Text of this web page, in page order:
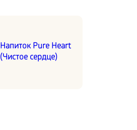
Напиток Pure Heart
(Чистое сердце)